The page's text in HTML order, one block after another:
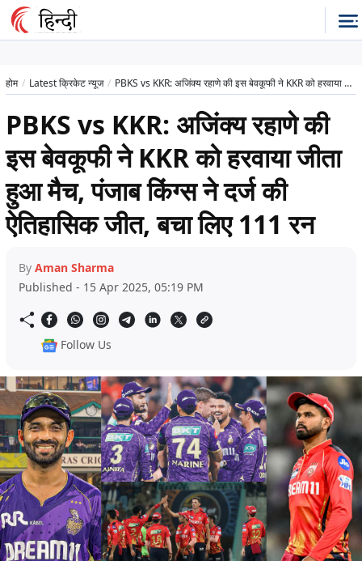
होम Latest क्रिकेट न्यूज PBKS vs KKR: अजिंक्य रहाणे की इस बेवकूफी ने KKR को हरवाया जीता हुआ मैच, पंजाब किंग्स ने दर्ज की ऐतिहासिक जीत, बचा लिए 111 रन
PBKS vs KKR: अजिंक्य रहाणे की
इस बेवकूफी ने KKR को हरवाया जीता
हुआ मैच, पंजाब किंग्स ने दर्ज की
ऐतिहासिक जीत, बचा लिए 111 रन
By Aman Sharma
Published - 15 Apr 2025, 05:19 PM
Follow Us